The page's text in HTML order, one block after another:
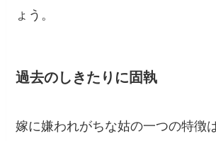
ょう。
過去のしきたりに固執
嫁に嫌われがちな姑の一つの特徴